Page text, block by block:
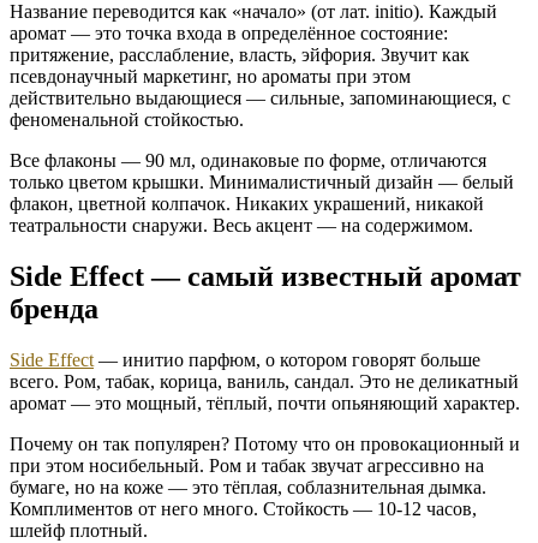
Название переводится как «начало» (от лат. initio). Каждый
аромат — это точка входа в определённое состояние:
притяжение, расслабление, власть, эйфория. Звучит как
псевдонаучный маркетинг, но ароматы при этом
действительно выдающиеся — сильные, запоминающиеся, с
феноменальной стойкостью.
Все флаконы — 90 мл, одинаковые по форме, отличаются
только цветом крышки. Минималистичный дизайн — белый
флакон, цветной колпачок. Никаких украшений, никакой
театральности снаружи. Весь акцент — на содержимом.
Side Effect — самый известный аромат
бренда
Side Effect — инитио парфюм, о котором говорят больше
всего. Ром, табак, корица, ваниль, сандал. Это не деликатный
аромат — это мощный, тёплый, почти опьяняющий характер.
Почему он так популярен? Потому что он провокационный и
при этом носибельный. Ром и табак звучат агрессивно на
бумаге, но на коже — это тёплая, соблазнительная дымка.
Комплиментов от него много. Стойкость — 10-12 часов,
шлейф плотный.